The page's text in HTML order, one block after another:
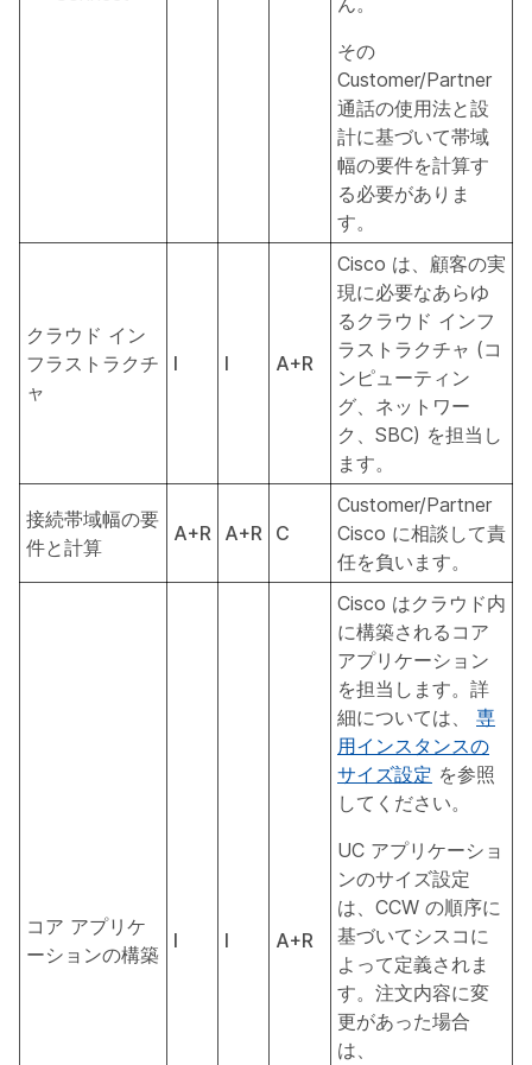
その
Customer/Partner
通話の使用法と設
計に基づいて帯域
幅の要件を計算す
る必要がありま
す。
クラウド イン
フラストラクチ
ャ
I I A+R
Cisco は、顧客の実
現に必要なあらゆ
るクラウド インフ
ラストラクチャ (コ
ンピューティン
グ、ネットワー
ク、SBC) を担当し
ます。
接続帯域幅の要
件と計算
A+R A+R C
Customer/Partner
Cisco に相談して責
任を負います。
コア アプリケ
ーションの構築
I I A+R
Cisco はクラウド内
に構築されるコア
アプリケーション
を担当します。詳
細については、 専
用インスタンスの
サイズ設定 を参照
してください。
UC アプリケーショ
ンのサイズ設定
は、CCW の順序に
基づいてシスコに
よって定義されま
す。注文内容に変
更があった場合
は、